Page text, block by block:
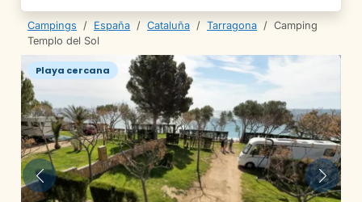
Campings / España / Cataluña / Tarragona / Camping
Templo del Sol
Playa cercana
Anterior